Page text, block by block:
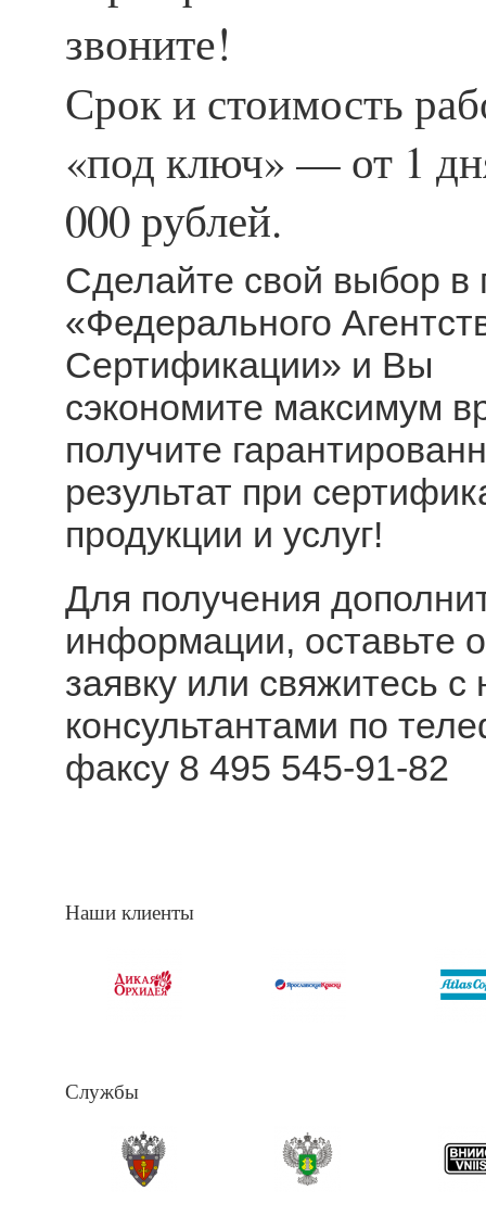
звоните!
Срок и стоимость
«под ключ» — от 1
000 рублей.
Сделайте свой выбор в
«Федерального
Сертификации» и Вы
сэкономите максимум
получите
результат при
продукции и услуг!
Для получения
информации, оставьте
заявку или свяжитесь
консультантами по
факсу 8 495 545-91-82
Наши клиенты
Службы